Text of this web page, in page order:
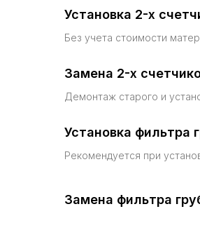
Установка 2-х
Без учета стоимости
Замена 2-х
Демонтаж старого и
Установка фильтра
Рекомендуется при
Замена фильтра